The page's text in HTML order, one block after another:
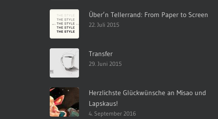
Über’n Tellerrand: From Paper to Screen
22. Juli 2015
Transfer
29. Juni 2015
Herzlichste Glückwünsche an Misao und
Lapskaus!
4. September 2016